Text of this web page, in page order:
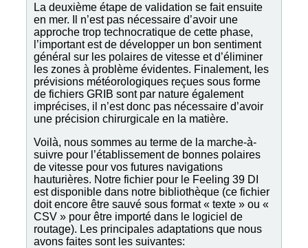
La deuxième étape de validation se fait ensuite
en mer. Il n’est pas nécessaire d’avoir une
approche trop technocratique de cette phase,
l’important est de développer un bon sentiment
général sur les polaires de vitesse et d’éliminer
les zones à problème évidentes. Finalement, les
prévisions météorologiques reçues sous forme
de fichiers GRIB sont par nature également
imprécises, il n’est donc pas nécessaire d’avoir
une précision chirurgicale en la matière.
Voilà, nous sommes au terme de la marche-à-
suivre pour l’établissement de bonnes polaires
de vitesse pour vos futures navigations
hauturières. Notre fichier pour le Feeling 39 DI
est disponible dans notre bibliothèque (ce fichier
doit encore être sauvé sous format « texte » ou «
CSV » pour être importé dans le logiciel de
routage). Les principales adaptations que nous
avons faites sont les suivantes: